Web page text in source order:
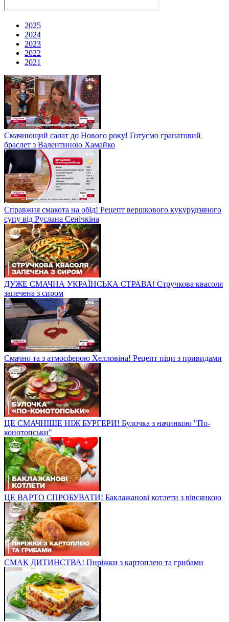
2025
2024
2023
2022
2021
Смачнющий салат до Нового року! Готуємо гранатовий
браслет з Валентиною Хамайко
Справжня смакота на обід! Рецепт вершкового кукурудзяного
супу від Руслана Сенічкіна
ДУЖЕ СМАЧНА УКРАЇНСЬКА СТРАВА! Стручкова квасоля
запечена з сиром
Смачно та з атмосферою Хелловіна! Рецепт піци з привидами
ЦЕ СМАЧНІШЕ НІЖ БУРГЕРИ! Булочка з начинкою "По-
конотопськи"
ЦЕ ВАРТО СПРОБУВАТИ! Баклажанові котлети з вівсянкою
СМАК ДИТИНСТВА! Пиріжки з картоплею та грибами